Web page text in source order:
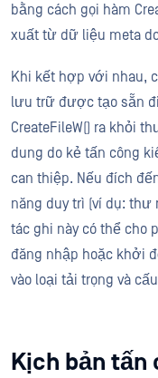
bằng cách gọi hàm
xuất từ dữ liệu meta
Khi kết hợp với nhau,
lưu trữ được tạo sẵn
CreateFileW() ra khỏi
dung do kẻ tấn công
can thiệp. Nếu đích
năng duy trì (ví dụ:
tác ghi này có thể cho
đăng nhập hoặc khởi
vào loại tải trọng và
Kịch bản tấn